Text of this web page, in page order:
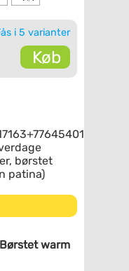
i 5 varianter
Køb
børstet
patina)
warm